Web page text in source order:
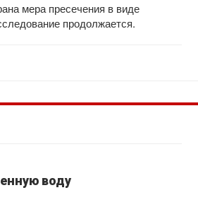
мера пресечения в виде
продолжается.
воду